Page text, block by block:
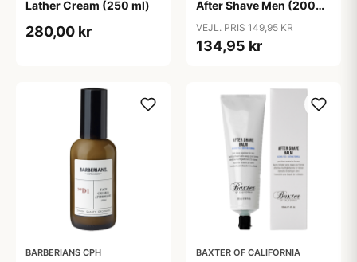
Lather Cream (250 ml)
280,00 kr
After Shave Men (200
VEJL. PRIS 149,95 KR
134,95 kr
BARBERIANS CPH BAXTER OF CALIFORNIA